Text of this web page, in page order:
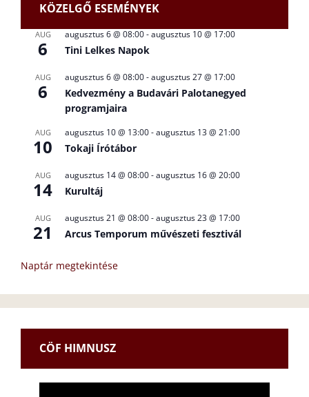
KÖZELGŐ ESEMÉNYEK
AUG
6
augusztus 6 @ 08:00-augusztus 10 @ 17:00
Tini Lelkes Napok
AUG
6
augusztus 6 @ 08:00-augusztus 27 @ 17:00
Kedvezmény a Budavári Palotanegyed
programjaira
AUG
10
augusztus 10 @ 13:00-augusztus 13 @ 21:00
Tokaji Írótábor
AUG
14
augusztus 14 @ 08:00-augusztus 16 @ 20:00
Kurultáj
AUG
21
augusztus 21 @ 08:00-augusztus 23 @ 17:00
Arcus Temporum művészeti fesztivál
Naptár megtekintése
CÖF HIMNUSZ